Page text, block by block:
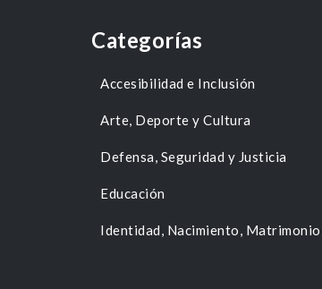
Categorías
Accesibilidad e Inclusión
Arte, Deporte y Cultura
Defensa, Seguridad y Justicia
Educación
Identidad, Nacimiento,